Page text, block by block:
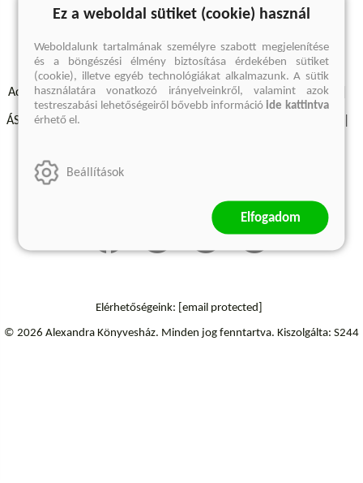
A keresett kifejezésre nincs találat
Adatvédelmi szabályzatok Elállási felmondási nyilatkozat
ÁSZF - Vásárlási feltételek
Szállítási információk
Elérhetőségeink: [email protected]
© 2026 Alexandra Könyvesház. Minden jog fenntartva. Kiszolgálta: S244
Ez a weboldal sütiket (cookie) használ
Weboldalunk tartalmának személyre szabott megjelenítése
és a böngészési élmény biztosítása érdekében sütiket
(cookie), illetve egyéb technológiákat alkalmazunk. A sütik
használatára vonatkozó irányelveinkről, valamint azok
testreszabási lehetőségeiről bővebb információide kattintva
érhető el.
Beállítások
Elfogadom